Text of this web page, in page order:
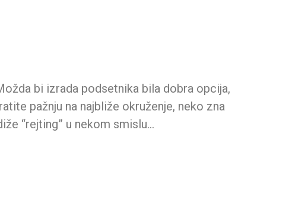
bi izrada podsetnika bila dobra opcija,
pažnju na najbliže okruženje, neko zna
“rejting” u nekom smislu…